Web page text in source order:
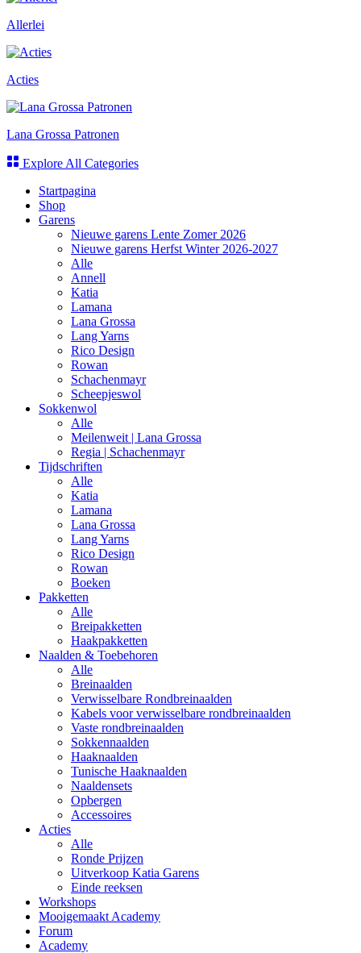
Allerlei
Acties
Lana Grossa Patronen
Explore All Categories
Startpagina
Shop
Garens
Nieuwe garens Lente Zomer 2026
Nieuwe garens Herfst Winter 2026-2027
Alle
Annell
Katia
Lamana
Lana Grossa
Lang Yarns
Rico Design
Rowan
Schachenmayr
Scheepjeswol
Sokkenwol
Alle
Meilenweit | Lana Grossa
Regia | Schachenmayr
Tijdschriften
Alle
Katia
Lamana
Lana Grossa
Lang Yarns
Rico Design
Rowan
Boeken
Pakketten
Alle
Breipakketten
Haakpakketten
Naalden & Toebehoren
Alle
Breinaalden
Verwisselbare Rondbreinaalden
Kabels voor verwisselbare rondbreinaalden
Vaste rondbreinaalden
Sokkennaalden
Haaknaalden
Tunische Haaknaalden
Naaldensets
Opbergen
Accessoires
Acties
Alle
Ronde Prijzen
Uitverkoop Katia Garens
Einde reeksen
Workshops
Mooigemaakt Academy
Forum
Academy